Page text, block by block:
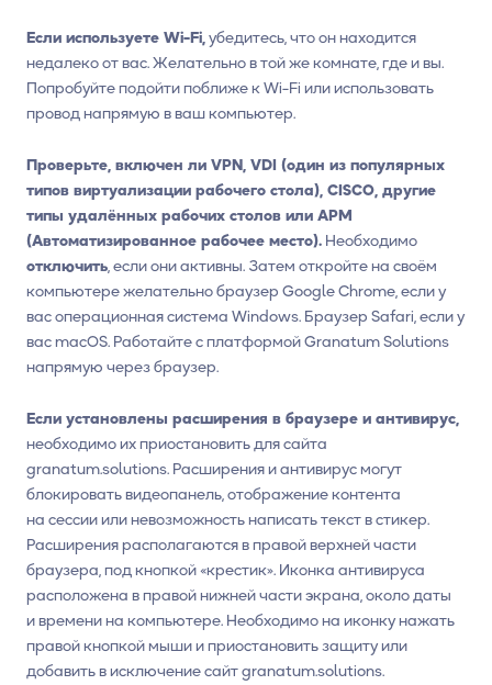
Если используете Wi-Fi,убедитесь, что он находится
недалеко от вас. Желательно в той же комнате, где и вы.
Попробуйте подойти поближе к Wi-Fi или использовать
провод напрямую в ваш компьютер.
Проверьте, включен ли VPN, VDI (один из популярных
типов виртуализации рабочего стола), CISCO, другие
типы удалённых рабочих столов или АРМ
(Автоматизированное рабочее место).Необходимо
отключить, если они активны. Затем откройте на своём
компьютере желательно браузер Google Chrome, если у
вас операционная система Windows. Браузер Safari, если у
вас macOS. Работайте с платформой Granatum Solutions
напрямую через браузер.
Если установлены расширения в браузере и антивирус,
необходимо их приостановить для сайта
granatum.solutions. Расширения и антивирус могут
блокировать видеопанель, отображение контента
на сессии или невозможность написать текст в стикер.
Расширения располагаются в правой верхней части
браузера, под кнопкой «крестик». Иконка антивируса
расположена в правой нижней части экрана, около даты
и времени на компьютере. Необходимо на иконку нажать
правой кнопкой мыши и приостановить защиту или
добавить в исключение сайт granatum.solutions.